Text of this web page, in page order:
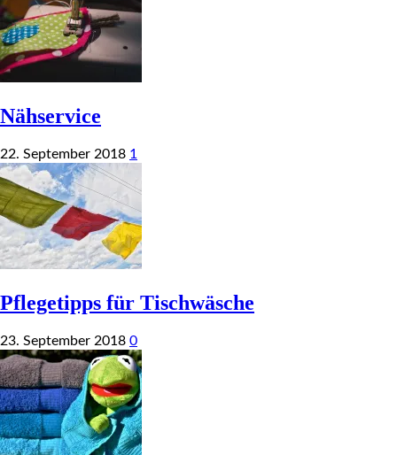
Nähservice
22. September 2018 1
Pflegetipps für Tischwäsche
23. September 2018 0